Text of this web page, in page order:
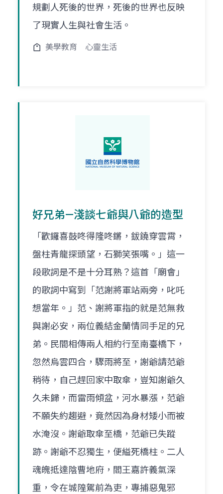
規劃人死後的世界，死後的世界也反映
了現實人生與社會生活。
美學教育 心靈生活
好兄弟—淺談七爺與八爺的造型
「歡鑼喜鼓咚得隆咚鏘，鈸鐃穿雲霄，
盤柱青龍探頭望，石獅笑張嘴。」這一
段歌詞是不是十分耳熟？這首「廟會」
的歌詞中寫到「范謝將軍站兩旁，叱吒
想當年。」范、謝將軍指的就是范無救
與謝必安，兩位義結金蘭情同手足的兄
弟。民間相傳兩人相約行至南臺橋下，
忽然烏雲四合，驟雨將至，謝爺請范爺
稍待，自己趕回家中取傘，豈知謝爺久
久未歸，而雷雨傾盆，河水暴漲，范爺
不願失約趨避，竟然因為身材矮小而被
水淹沒。謝爺取傘至橋，范爺已失蹤
跡。謝爺不忍獨生，便縊死橋柱。二人
魂魄抵達陰曹地府，閻王嘉許義氣深
重，令在城隍駕前為吏，專捕惡鬼邪